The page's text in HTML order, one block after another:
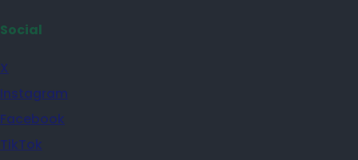
Social
X
Instagram
Facebook
TikTok